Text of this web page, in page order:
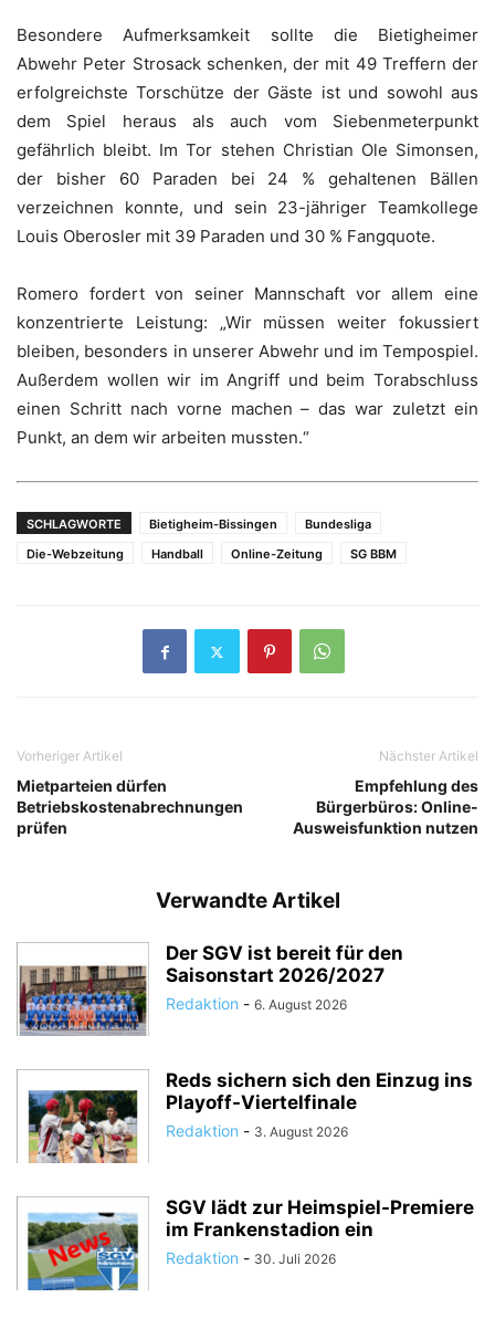
Besondere Aufmerksamkeit sollte die Bietigheimer
Abwehr Peter Strosack schenken, der mit 49 Treffern der
erfolgreichste Torschütze der Gäste ist und sowohl aus
dem Spiel heraus als auch vom Siebenmeterpunkt
gefährlich bleibt. Im Tor stehen Christian Ole Simonsen,
der bisher 60 Paraden bei 24 % gehaltenen Bällen
verzeichnen konnte, und sein 23-jähriger Teamkollege
Louis Oberosler mit 39 Paraden und 30 % Fangquote.
Romero fordert von seiner Mannschaft vor allem eine
konzentrierte Leistung: „Wir müssen weiter fokussiert
bleiben, besonders in unserer Abwehr und im Tempospiel.
Außerdem wollen wir im Angriff und beim Torabschluss
einen Schritt nach vorne machen – das war zuletzt ein
Punkt, an dem wir arbeiten mussten.“
SCHLAGWORTE Bietigheim-Bissingen
Bundesliga
Die-Webzeitung
Handball Online-Zeitung SG BBM
Vorheriger Artikel
Mietparteien dürfen
Betriebskostenabrechnungen
prüfen
Nächster Artikel
Empfehlung des
Bürgerbüros: Online-
Ausweisfunktion nutzen
Verwandte Artikel
Der SGV ist bereit für den
Saisonstart 2026/2027
Redaktion - 6. August 2026
Reds sichern sich den Einzug ins
Playoff-Viertelfinale
Redaktion - 3. August 2026
SGV lädt zur Heimspiel-Premiere
im Frankenstadion ein
Redaktion - 30. Juli 2026